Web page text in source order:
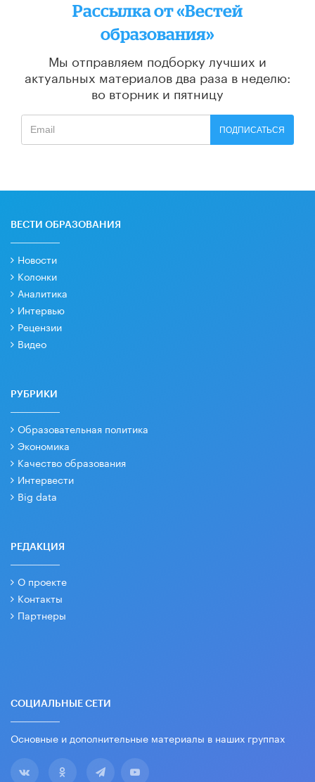
Рассылка от «Вестей
образования»
Мы отправляем подборку лучших и
актуальных материалов два раза в неделю:
во вторник и пятницу
ПОДПИСАТЬСЯ
ВЕСТИ ОБРАЗОВАНИЯ
Новости
Колонки
Аналитика
Интервью
Рецензии
Видео
РУБРИКИ
Образовательная политика
Экономика
Качество образования
Интервести
Big data
РЕДАКЦИЯ
О проекте
Контакты
Партнеры
СОЦИАЛЬНЫЕ СЕТИ
Основные и дополнительные материалы в наших группах